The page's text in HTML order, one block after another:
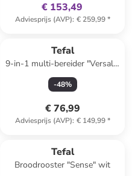
€ 153,49
Adviesprijs (AVP): € 259,99*
Tefal
9-in-1 multi-bereider "Versalio
Delux" wit
-48%
€ 76,99
Adviesprijs (AVP): € 149,99*
Tefal
Broodrooster "Sense" wit